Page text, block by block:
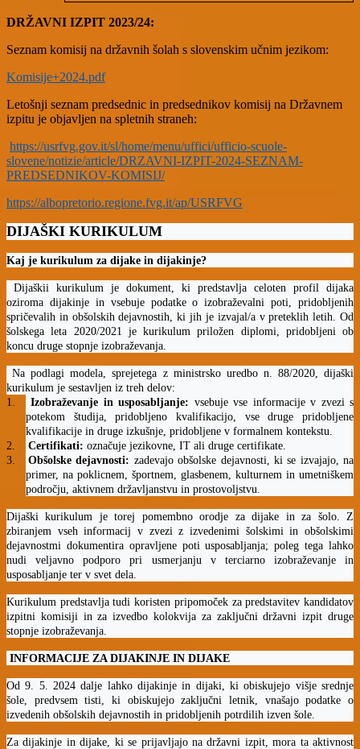
DRŽAVNI IZPIT 2023/24:
Seznam komisij na državnih šolah s slovenskim učnim jezikom:
Komisije+2024.pdf
Letošnji seznam predsednic in predsednikov komisij na Državnem
izpitu je objavljen na spletnih straneh:
https://usrfvg.gov.it/sl/home/menu/uffici/ufficio-scuole-
slovene/notizie/article/DRZAVNI-IZPIT-2024-SEZNAM-
PREDSEDNIKOV-KOMISIJ/
https://albopretorio.regione.fvg.it/ap/USRFVG
DIJAŠKI KURIKULUM
Kaj je kurikulum za dijake in dijakinje?
Dijaškii kurikulum je dokument, ki predstavlja celoten profil dijaka
oziroma dijakinje in vsebuje podatke o izobraževalni poti, pridobljenih
spričevalih in obšolskih dejavnostih, ki jih je izvajal/a v preteklih letih. Od
šolskega leta 2020/2021 je kurikulum priložen diplomi, pridobljeni ob
koncu druge stopnje izobraževanja.
Na podlagi modela, sprejetega z ministrsko uredbo n. 88/2020, dijaški
kurikulum je sestavljen iz treh delov:
1.
Izobraževanje in usposabljanje: vsebuje vse informacije v zvezi s
potekom študija, pridobljeno kvalifikacijo, vse druge pridobljene
kvalifikacije in druge izkušnje, pridobljene v formalnem kontekstu.
2.
Certifikati: označuje jezikovne, IT ali druge certifikate.
3.
Obšolske dejavnosti: zadevajo obšolske dejavnosti, ki se izvajajo, na
primer, na poklicnem, športnem, glasbenem, kulturnem in umetniškem
področju, aktivnem državljanstvu in prostovoljstvu.
Dijaški kurikulum je torej pomembno orodje za dijake in za šolo. Z
zbiranjem vseh informacij v zvezi z izvedenimi šolskimi in obšolskimi
dejavnostmi dokumentira opravljene poti usposabljanja; poleg tega lahko
nudi veljavno podporo pri usmerjanju v terciarno izobraževanje in
usposabljanje ter v svet dela.
Kurikulum predstavlja tudi koristen pripomoček za predstavitev kandidatov
izpitni komisiji in za izvedbo kolokvija za zaključni državni izpit druge
stopnje izobraževanja.
INFORMACIJE ZA DIJAKINJE IN DIJAKE
Od 9. 5. 2024 dalje lahko dijakinje in dijaki, ki obiskujejo višje srednje
šole, predvsem tisti, ki obiskujejo zaključni letnik, vnašajo podatke o
izvedenih obšolskih dejavnostih in pridobljenih potrdilih izven šole.
Za dijakinje in dijake, ki se prijavljajo na državni izpit, mora ta aktivnost